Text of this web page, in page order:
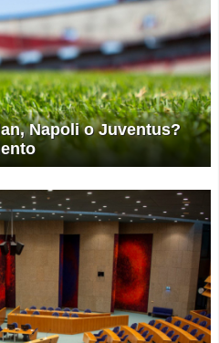
Napoli o Juventus?